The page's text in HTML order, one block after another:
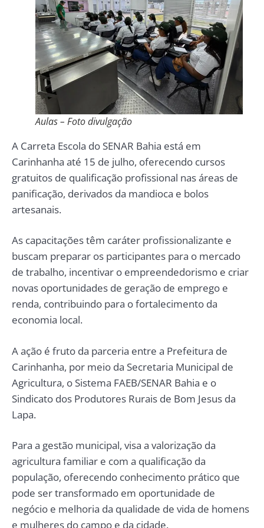
Aulas – Foto divulgação
A Carreta Escola do SENAR Bahia está em
Carinhanha até 15 de julho, oferecendo cursos
gratuitos de qualificação profissional nas áreas de
panificação, derivados da mandioca e bolos
artesanais.
As capacitações têm caráter profissionalizante e
buscam preparar os participantes para o mercado
de trabalho, incentivar o empreendedorismo e criar
novas oportunidades de geração de emprego e
renda, contribuindo para o fortalecimento da
economia local.
A ação é fruto da parceria entre a Prefeitura de
Carinhanha, por meio da Secretaria Municipal de
Agricultura, o Sistema FAEB/SENAR Bahia e o
Sindicato dos Produtores Rurais de Bom Jesus da
Lapa.
Para a gestão municipal, visa a valorização da
agricultura familiar e com a qualificação da
população, oferecendo conhecimento prático que
pode ser transformado em oportunidade de
negócio e melhoria da qualidade de vida de homens
e mulheres do campo e da cidade.